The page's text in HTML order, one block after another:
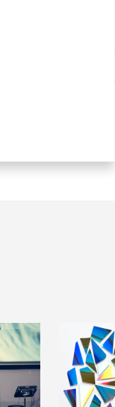
ügyfelünkhöz